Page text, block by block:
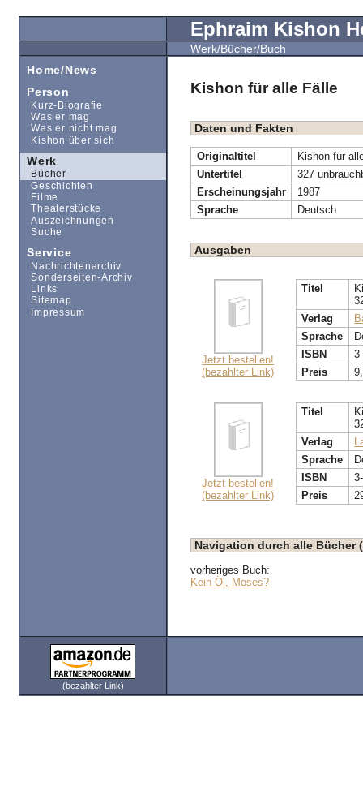
Ephraim Kishon
Werk/Bücher/Buch
Kishon für alle Fälle
Daten und Fakten
Originaltitel
Kishon für
Untertitel
327
Erscheinungsjahr
1987
Sprache
Deutsch
Ausgaben
Jetzt bestellen!
(bezahlter Link)
Titel
Verlag
Sprache
ISBN
Preis
Jetzt bestellen!
(bezahlter Link)
Titel
Verlag
Sprache
ISBN
Preis
Navigation durch alle Bücher
vorheriges Buch:
Kein Öl, Moses?
(bezahlter Link)
Home/News
Person
Kurz-Biografie
Was er mag
Was er nicht mag
Kishon über sich
Werk
Bücher
Geschichten
Filme
Theaterstücke
Auszeichnungen
Suche
Service
Nachrichtenarchiv
Sonderseiten-Archiv
Links
Sitemap
Impressum